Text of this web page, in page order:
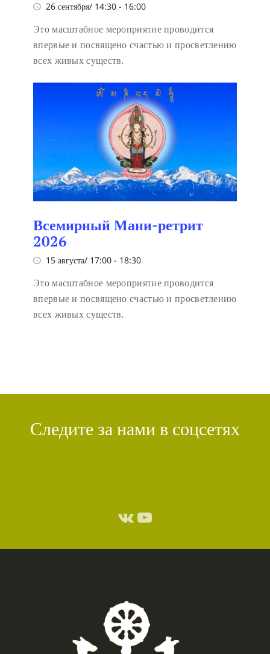
26 сентября/ 14:30 - 16:00
Это масштабное мероприятие проводится
впервые и посвящено счастью и просветлению
всех живых существ.
Всемирный Мани-ретрит
2026
15 августа/ 17:00 - 18:30
Это масштабное мероприятие проводится
впервые и посвящено счастью и просветлению
всех живых существ.
Следите за нами в соцсетях